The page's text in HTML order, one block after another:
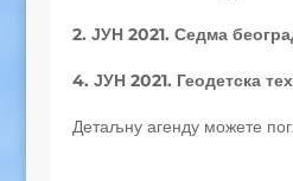
2. ЈУН 2021. Седма
4. ЈУН 2021. Геодетска
Детаљну агенду можете